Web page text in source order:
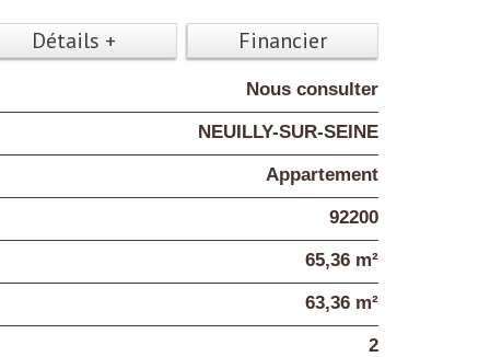
Détails + Financier
Nous consulter
NEUILLY-SUR-SEINE
Appartement
92200
65,36 m²
63,36 m²
2